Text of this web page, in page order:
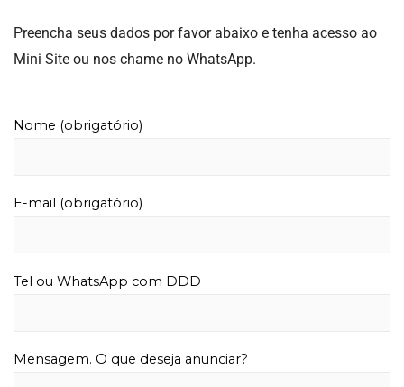
Preencha seus dados por favor abaixo e tenha acesso ao
Mini Site ou nos chame no WhatsApp.
Nome (obrigatório)
E-mail (obrigatório)
Tel ou WhatsApp com DDD
Mensagem. O que deseja anunciar?